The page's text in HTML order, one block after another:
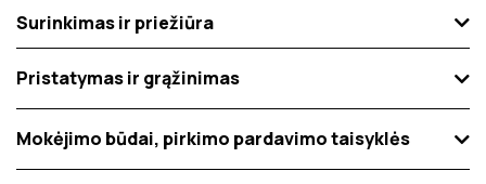
Surinkimas ir priežiūra
Pristatymas ir grąžinimas
Mokėjimo būdai, pirkimo pardavimo taisyklės